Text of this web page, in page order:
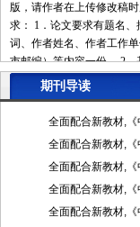
版，请作者在上传修改稿
求： 1．论文要求有题名、
词、作者姓名、作者工作
市邮编）等内容一份。 2．
者简介按下列格式： 基金
（编号） 作者简介：姓名
性别，民族（汉族可省略）
言部分和正文部分，正文
字分级编号法，一般用两
注明图序和图名。表格应
格上方应注明表序和表名。
期刊导读
全面配合新教材,《
全面配合新教材,《
全面配合新教材,《
全面配合新教材,《
全面配合新教材,《